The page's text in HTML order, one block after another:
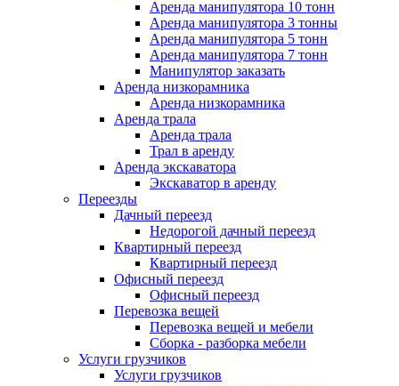
Аренда манипулятора 10 тонн
Аренда манипулятора 3 тонны
Аренда манипулятора 5 тонн
Аренда манипулятора 7 тонн
Манипулятор заказать
Аренда низкорамника
Аренда низкорамника
Аренда трала
Аренда трала
Трал в аренду
Аренда экскаватора
Экскаватор в аренду
Переезды
Дачный переезд
Недорогой дачный переезд
Квартирный переезд
Квартирный переезд
Офисный переезд
Офисный переезд
Перевозка вещей
Перевозка вещей и мебели
Сборка - разборка мебели
Услуги грузчиков
Услуги грузчиков